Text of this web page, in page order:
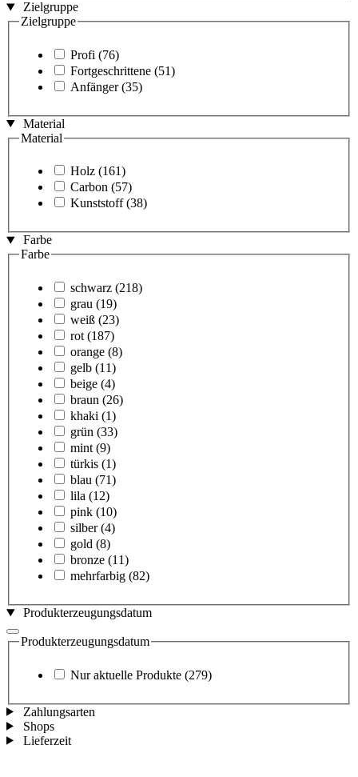
Zielgruppe
Zielgruppe
Profi (76)
Fortgeschrittene (51)
Anfänger (35)
Material
Material
Holz (161)
Carbon (57)
Kunststoff (38)
Farbe
Farbe
schwarz (218)
grau (19)
weiß (23)
rot (187)
orange (8)
gelb (11)
beige (4)
braun (26)
khaki (1)
grün (33)
mint (9)
türkis (1)
blau (71)
lila (12)
pink (10)
silber (4)
gold (8)
bronze (11)
mehrfarbig (82)
Produkterzeugungsdatum
Produkterzeugungsdatum
Nur aktuelle Produkte (279)
Zahlungsarten
Shops
Lieferzeit